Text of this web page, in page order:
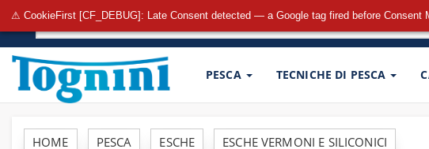
⚠ CookieFirst [CF_DEBUG]: Late Consent detected — a Google tag fired before Consent
PESCA TECNICHE DI PESCA
HOME PESCA ESCHE ESCHE VERMONI E SILICONICI